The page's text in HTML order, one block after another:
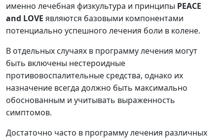
именно лечебная физкультура и принципы PEACE
and LOVE являются базовыми компонентами
потенциально успешного лечения боли в колене.
В отдельных случаях в программу лечения могут
быть включены нестероидные
противовоспалительные средства, однако их
назначение всегда должно быть максимально
обоснованным и учитывать выраженность
симптомов.
Достаточно часто в программу лечения различных